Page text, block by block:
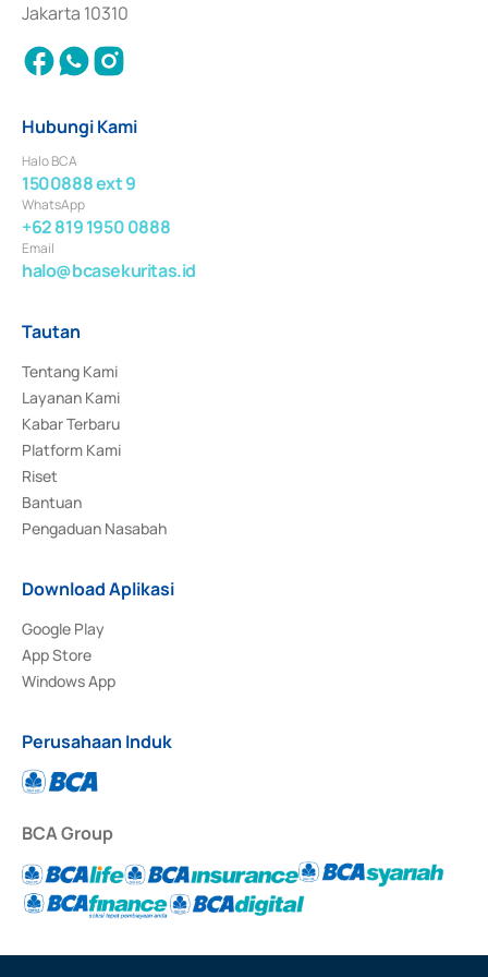
Jakarta 10310
Hubungi Kami
Halo BCA
1500888 ext 9
WhatsApp
+62 819 1950 0888
Email
halo@bcasekuritas.id
Tautan
Tentang Kami
Layanan Kami
Kabar Terbaru
Platform Kami
Riset
Bantuan
Pengaduan Nasabah
Download Aplikasi
Google Play
App Store
Windows App
Perusahaan Induk
BCA Group